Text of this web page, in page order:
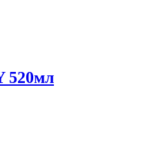
520мл